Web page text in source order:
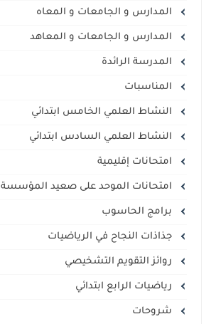
المدارس و الجامعات و المعاه
المدارس و الجامعات و المعاهد
المدرسة الرائدة
المناسبات
النشاط العلمي الخامس ابتدائي
النشاط العلمي السادس ابتدائي
امتحانات إقليمية
امتحانات الموحد على صعيد المؤسسة
برامج الحاسوب
جذاذات النجاح في الرياضيات
روائز التقويم التشخيصي
رياضيات الرابع ابتدائي
شروحات